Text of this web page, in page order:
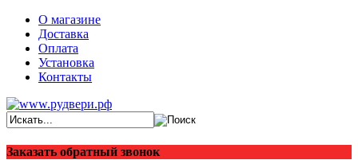
О магазине
Доставка
Оплата
Установка
Контакты
Заказать обратный звонок